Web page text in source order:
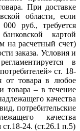
При доставке
области, если
000 руб., требуется
картой
на расчетный счет)
заказа. Условия и
в
ст. 18-
от товара в любое
товара – в течение
качества
потребительские
качества
ст.18-24. (ст.26.1 п.5)